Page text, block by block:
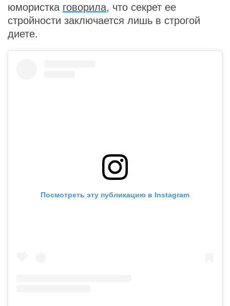
юмористка говорила, что секрет ее
стройности заключается лишь в строгой
диете.
Посмотреть эту публикацию в Instagram